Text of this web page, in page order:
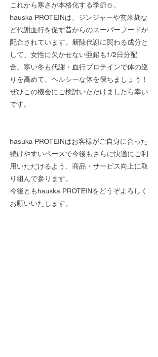
これから寒さが本格化する季節⛄️。
hauska PROTEINは、ジンジャーや玄米麹な
ど代謝血行を促す昔からのスーパーフードが
配合されています。新陳代謝に関わる成分と
して、女性に欠かせない亜鉛も1/2日分配
合。寒い冬も代謝・血行プロテインで体の巡
りを高めて、ヘルシーな体を保ちましょう！
ぜひこの機会にご検討いただけましたら幸い
です。
hasuka PROTEINはお客様がご自身に合った
続けやすいペースで今後もさらに快適にご利
用いただけるよう、商品・サービス向上に取
り組んで参ります。
今後ともhauska PROTEINをどうぞよろしく
お願いいたします。